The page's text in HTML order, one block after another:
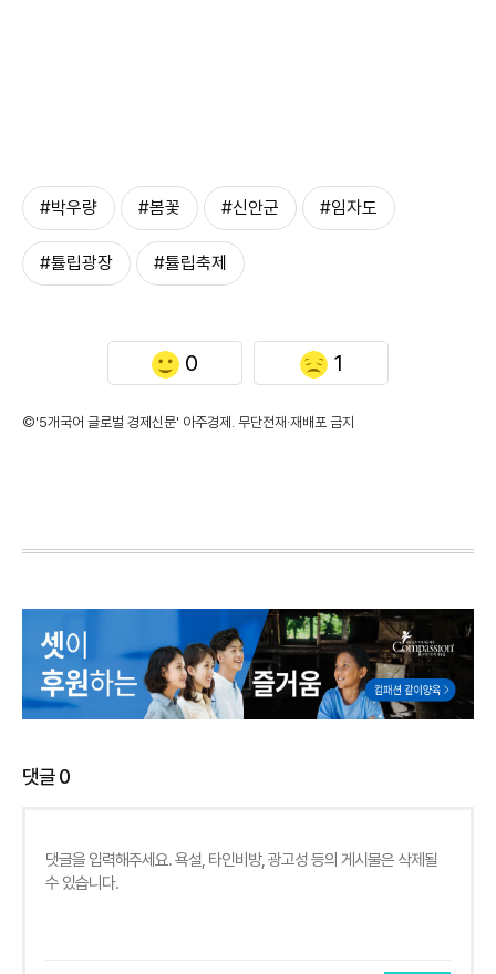
#박우량 #봄꽃 #신안군 #임자도
#튤립광장 #튤립축제
0 1
©'5개국어 글로벌 경제신문' 아주경제. 무단전재·재배포 금지
댓글0